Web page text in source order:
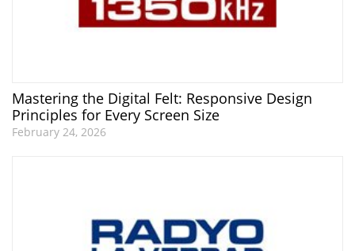
Mastering the Digital Felt: Responsive Design
Principles for Every Screen Size
February 24, 2026